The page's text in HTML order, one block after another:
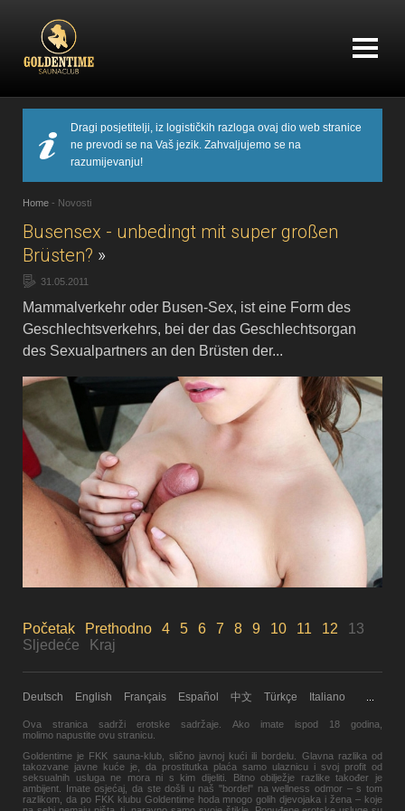
Dragi posjetitelji, iz logističkih razloga ovaj dio web stranice
ne prevodi se na Vaš jezik. Zahvaljujemo se na
razumijevanju!
Home - Novosti
Busensex - unbedingt mit super großen
Brüsten? »
31.05.2011
Mammalverkehr oder Busen-Sex, ist eine Form des
Geschlechtsverkehrs, bei der das Geschlechtsorgan
des Sexualpartners an den Brüsten der...
Početak Prethodno 4 5 6 7 8 9 10 11 12
13
Sljedeće
Kraj
Deutsch English Français Español 中文 Türkçe Italiano
Ova stranica sadrži erotske sadržaje. Ako imate ispod 18 godina,
molimo napustite ovu stranicu.
Goldentime je FKK sauna-klub, slično javnoj kući ili bordelu. Glavna razlika od
takozvane javne kuće je, da prostitutka plaća samo ulaznicu i svoj profit od
seksualnih usluga ne mora ni s kim dijeliti. Bitno obilježje razlike također je
ambijent. Imate osjećaj, da ste došli u naš "bordel" na wellness odmor – s tom
razlikom, da po FKK klubu Goldentime hoda mnogo golih djevojaka i žena – koje